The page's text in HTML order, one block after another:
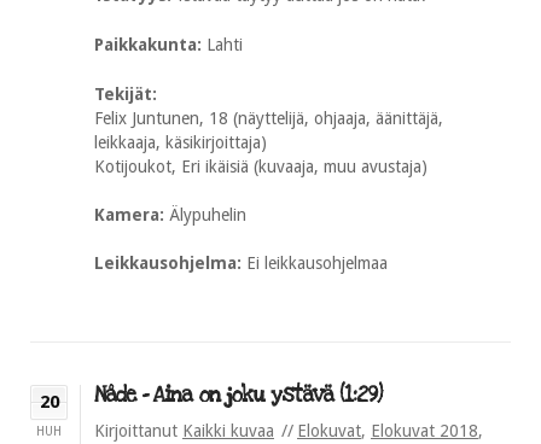
Paikkakunta: Lahti
Tekijät:
Felix Juntunen, 18 (näyttelijä, ohjaaja, äänittäjä,
leikkaaja, käsikirjoittaja)
Kotijoukot, Eri ikäisiä (kuvaaja, muu avustaja)
Kamera: Älypuhelin
Leikkausohjelma: Ei leikkausohjelmaa
20
HUH
Nåde – Aina on joku ystävä (1:29)
Kirjoittanut Kaikki kuvaa Elokuvat, Elokuvat 2018,